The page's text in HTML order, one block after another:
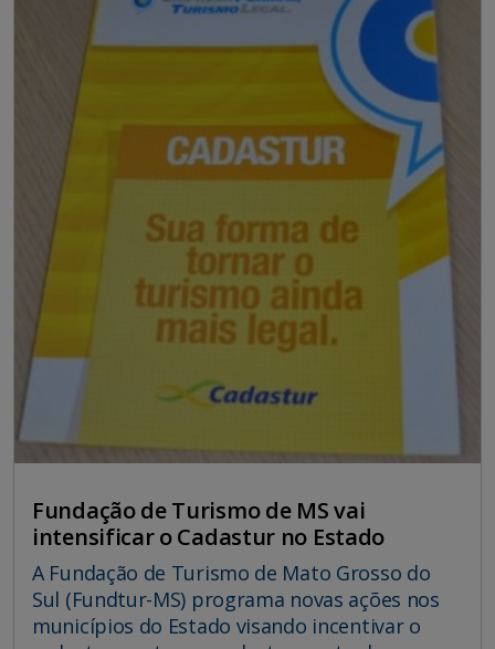
Fundação de Turismo de MS vai
intensificar o Cadastur no Estado
A Fundação de Turismo de Mato Grosso do
Sul (Fundtur-MS) programa novas ações nos
municípios do Estado visando incentivar o